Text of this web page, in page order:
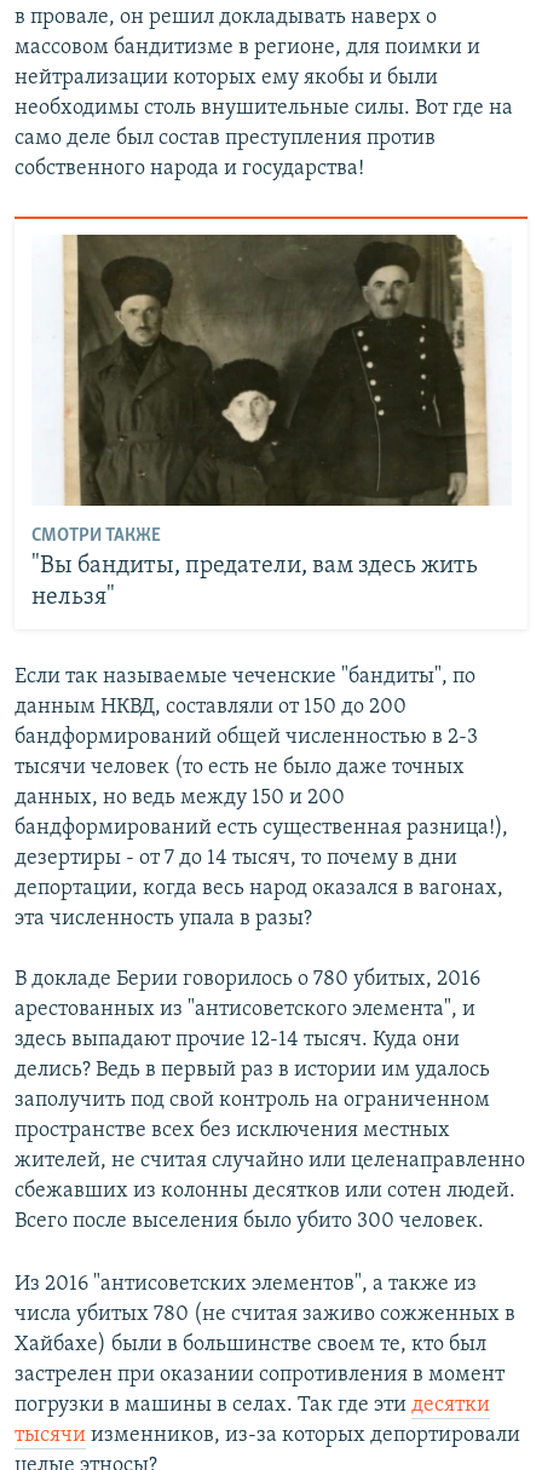
в провале, он решил докладывать наверх о
массовом бандитизме в регионе, для поимки и
нейтрализации которых ему якобы и были
необходимы столь внушительные силы. Вот где на
само деле был состав преступления против
собственного народа и государства!
СМОТРИ ТАКЖЕ
"Вы бандиты, предатели, вам здесь жить
нельзя"
Если так называемые чеченские "бандиты", по
данным НКВД, составляли от 150 до 200
бандформирований общей численностью в 2-3
тысячи человек (то есть не было даже точных
данных, но ведь между 150 и 200
бандформирований есть существенная разница!),
дезертиры - от 7 до 14 тысяч, то почему в дни
депортации, когда весь народ оказался в вагонах,
эта численность упала в разы?
В докладе Берии говорилось о 780 убитых, 2016
арестованных из "антисоветского элемента", и
здесь выпадают прочие 12-14 тысяч. Куда они
делись? Ведь в первый раз в истории им удалось
заполучить под свой контроль на ограниченном
пространстве всех без исключения местных
жителей, не считая случайно или целенаправленно
сбежавших из колонны десятков или сотен людей.
Всего после выселения было убито 300 человек.
Из 2016 "антисоветских элементов", а также из
числа убитых 780 (не считая заживо сожженных в
Хайбахе) были в большинстве своем те, кто был
застрелен при оказании сопротивления в момент
погрузки в машины в селах. Так где эти десятки
тысячи изменников, из-за которых депортировали